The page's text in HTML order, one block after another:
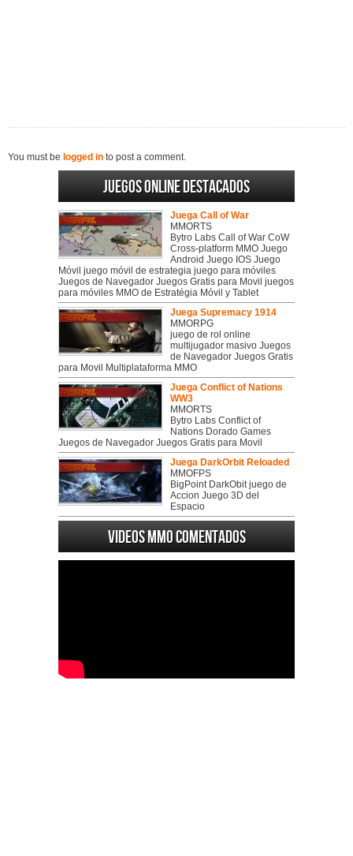
You must be logged in to post a comment.
Juegos online destacados
Juega Call of War
MMORTS
Bytro Labs Call of War CoW
Cross-platform MMO Juego
Android Juego IOS Juego
Móvil juego móvil de estrategia juego para móviles
Juegos de Navegador Juegos Gratis para Movil juegos
para móviles MMO de Estratégia Móvil y Tablet
Juega Supremacy 1914
MMORPG
juego de rol online
multijugador masivo Juegos
de Navegador Juegos Gratis
para Movil Multiplataforma MMO
Juega Conflict of Nations
WW3
MMORTS
Bytro Labs Conflict of
Nations Dorado Games
Juegos de Navegador Juegos Gratis para Movil
Juega DarkOrbit Reloaded
MMOFPS
BigPoint DarkObit juego de
Accion Juego 3D del
Espacio
Videos MMO Comentados